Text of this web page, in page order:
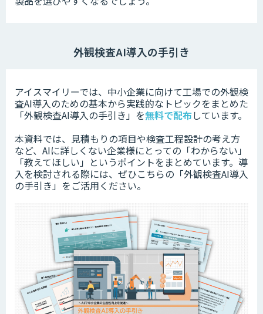
外観検査AI導入の手引き
アイスマイリーでは、中小企業に向けて工場での外観検
査AI導入のための基本から実践的なトピックをまとめた
「外観検査AI導入の手引き」を無料で配布しています。
本資料では、見積もりの項目や検査工程設計の考え方
など、AIに詳しくない企業様にとっての「わからない」
「教えてほしい」というポイントをまとめています。 導
入を検討される際には、ぜひこちらの「外観検査AI導入
の手引き」をご活用ください。